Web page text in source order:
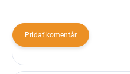
Pridať komentár